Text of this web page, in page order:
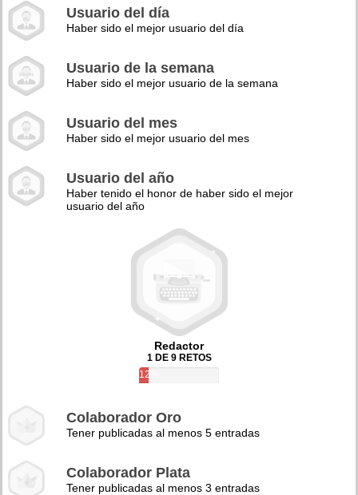
Usuario del día
Haber sido el mejor usuario del día
Usuario de la semana
Haber sido el mejor usuario de la semana
Usuario del mes
Haber sido el mejor usuario del mes
Usuario del año
Haber tenido el honor de haber sido el mejor
usuario del año
Redactor
1 DE 9 RETOS
12%
Colaborador Oro
Tener publicadas al menos 5 entradas
Colaborador Plata
Tener publicadas al menos 3 entradas